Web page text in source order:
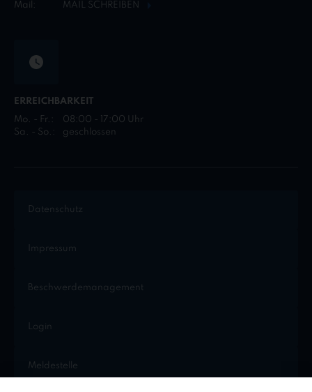
Mail:
MAIL SCHREIBEN
ERREICHBARKEIT
Mo. - Fr.:
08:00 - 17:00 Uhr
Sa. - So.:
geschlossen
Datenschutz
Impressum
Beschwerdemanagement
Login
Meldestelle